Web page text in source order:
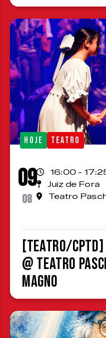
HOJE TEATRO
09
08
16:00 -
Juiz de Fora
Teatro
[TEATRO/
@ Teatro
Magno